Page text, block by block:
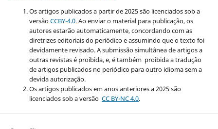
Os artigos publicados a partir de 2025 são licenciados sob a
versãoCCBY-4.0. Ao enviar o material para publicação, os
autores estarão automaticamente, concordando com as
diretrizes editoriais do periódico e assumindo que o texto foi
devidamente revisado. A submissão simultânea de artigos a
outras revistas é proibida, e, é também proibida a tradução
de artigos publicados no periódico para outro idioma sem a
devida autorização.
Os artigos publicados em anos anteriores a 2025 são
licenciados sob a versão CC BY-NC 4.0.